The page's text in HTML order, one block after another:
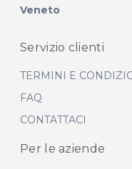
Veneto
Servizio clienti
TERMINI E
FAQ
CONTATTACI
Per le aziende